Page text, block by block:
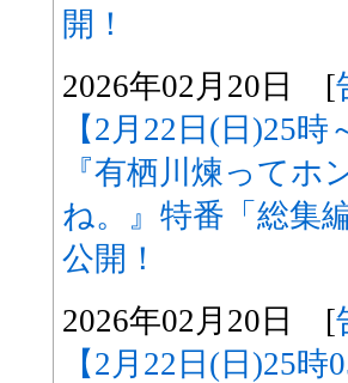
開！
2026年02月20日 [
【2月22日(日)25
『有栖川煉ってホ
ね。』特番「総集
公開！
2026年02月20日 [
【2月22日(日)25